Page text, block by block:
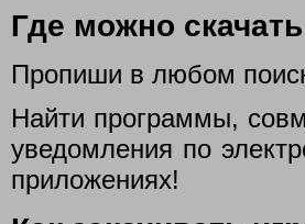
Где можно
Пропиши в любом
Найти программы,
уведомления по
приложениях!